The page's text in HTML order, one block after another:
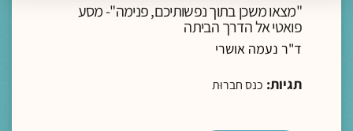
"מצאו משכן בתוך נפשותיכם, פנימה"- מסע
פואטי אל הדרך הביתה
ד"ר נעמה אושרי
תגיות: כנס חברוּת